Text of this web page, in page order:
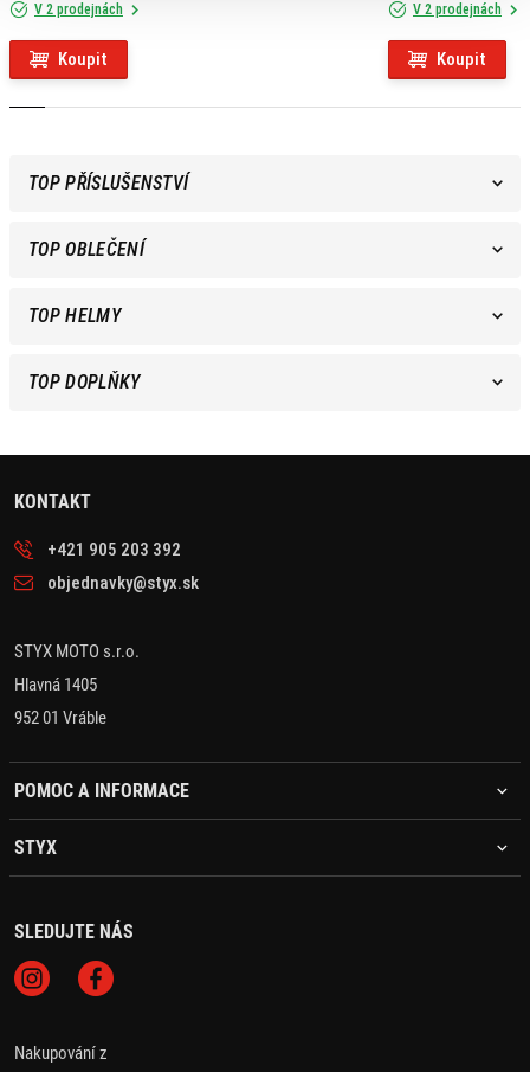
V 2 prodejnách
Koupit
V 2 prodejnách
Koupit
TOP PŘÍSLUŠENSTVÍ
TOP OBLEČENÍ
TOP HELMY
TOP DOPLŇKY
KONTAKT
+421 905 203 392
objednavky@styx.sk
STYX MOTO s.r.o.
Hlavná 1405
952 01 Vráble
POMOC A INFORMACE
STYX
SLEDUJTE NÁS
Nakupování z